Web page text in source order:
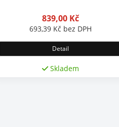
839,00 Kč
693,39 Kč bez DPH
Detail
Skladem